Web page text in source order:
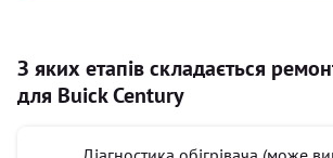
З яких етапів складається
для Buick Century